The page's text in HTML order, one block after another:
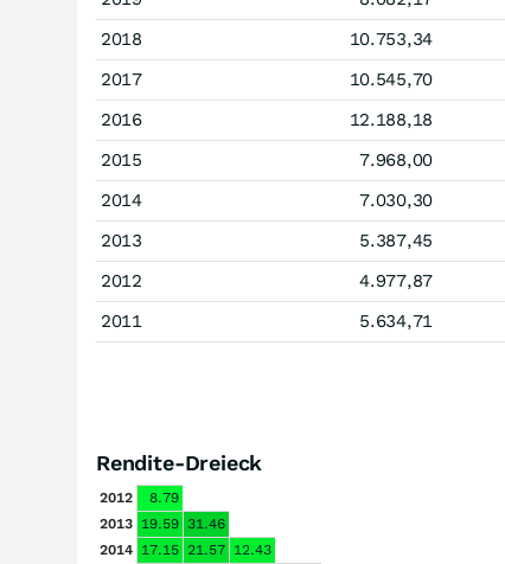
2018
10.753,34
2017
10.545,70
2016
12.188,18
2015
7.968,00
2014
7.030,30
2013
5.387,45
2012
4.977,87
2011
5.634,71
Rendite-Dreieck
2012
8.79
2013 19.59 31.46
2014 17.15 21.57 12.43